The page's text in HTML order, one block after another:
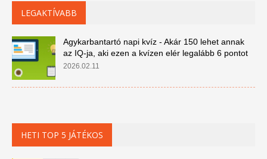
LEGAKTÍVABB
Agykarbantartó napi kvíz - Akár 150 lehet annak
az IQ-ja, aki ezen a kvízen elér legalább 6 pontot
2026.02.11
HETI TOP 5 JÁTÉKOS